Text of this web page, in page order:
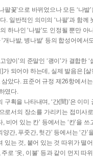
팔꽃’으로 바뀌었으나 모든 ‘나발
. 일반적인 의미의 ‘나팔’과 함께
하나인 ‘나발’도 인정될 뿐만 아
‘개나발, 병나발’ 등의 합성어에서
양이’의 준말인 ‘괭이’가 결합한
가 되어야 하는데, 실제 발음은 [살
삼았다. 표준어 규정 제26항에서는
였다.
구획을 나타내며, ‘간(間)’은 이미
로서의 장소를 가리키는 접미사
비어 있는 칸’ 등에서는 ‘칸’을 쓰
양간, 푸줏간, 헛간’ 등에서는 ‘간’
있는 것, 붙어 있는 것 따위가 떨
로 ‘옷, 이불’ 등과 같이 먼지 따